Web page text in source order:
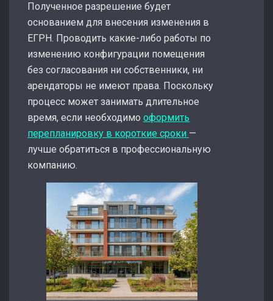
Полученное разрешение будет
основанием для внесения изменения в
ЕГРН. Проводить какие-либо работы по
изменению конфигурации помещения
без согласования ни собственники, ни
арендаторы не имеют права. Поскольку
процесс может занимать длительное
время, если необходимо оформить
перепланировку в короткие сроки —
лучше обратиться в профессиональную
компанию.